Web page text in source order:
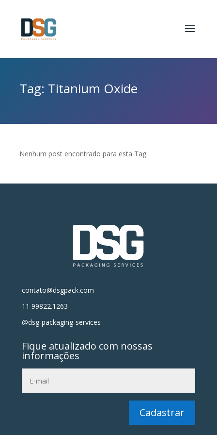
Tag: Titanium Oxide
Nenhum post encontrado para esta Tag.
contato@dsgpack.com
11 99822.1263
@dsg-packaging-services
Fique atualizado com nossas
informações
Cadastrar